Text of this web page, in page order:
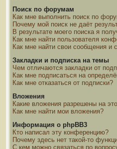
Поиск по форумам
Как мне выполнить поиск по
Почему мой поиск не даёт
В результате моего поиска я
Как мне найти пользователя
Как мне найти свои сообщения и
Закладки и подписка на темы
Чем отличаются закладки от
Как мне подписаться на
Как мне отказаться от подписки?
Вложения
Какие вложения разрешены на
Как мне найти мои вложения?
Информация о phpBB3
Кто написал эту конференцию?
Почему здесь нет такой-то
С кем можно связаться по